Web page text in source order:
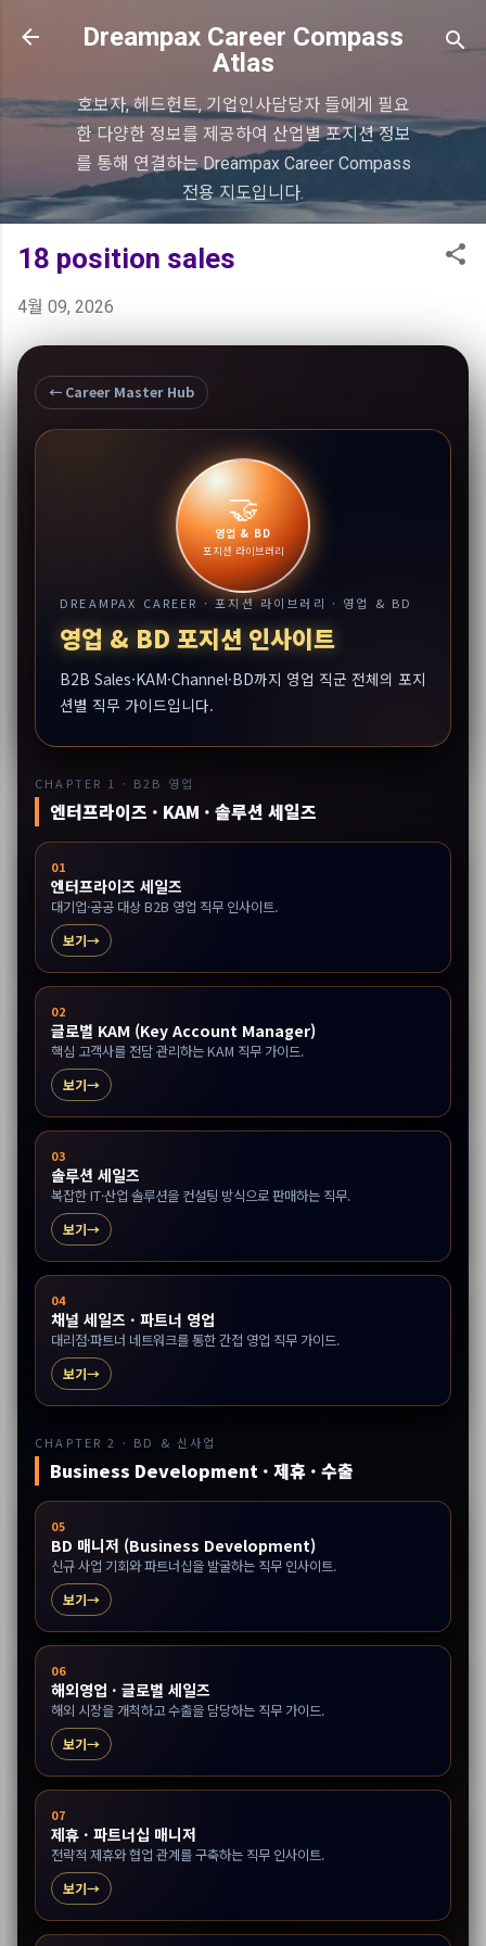
기본 콘텐츠로 건너뛰기
Dreampax Career Compass
Atlas
호보자, 헤드헌트, 기업인사담당자 들에게 필요
한 다양한 정보를 제공하여 산업별 포지션 정보
를 통해 연결하는 Dreampax Career Compass
전용 지도입니다.
18 position sales
4월 09, 2026
← Career Master Hub
🤝
영업 & BD
포지션 라이브러리
DREAMPAX CAREER · 포지션 라이브러리 · 영업 & BD
영업 & BD 포지션 인사이트
B2B Sales·KAM·Channel·BD까지 영업 직군 전체의 포지
션별 직무 가이드입니다.
CHAPTER 1 · B2B 영업
엔터프라이즈 · KAM · 솔루션 세일즈
01
엔터프라이즈 세일즈
대기업·공공 대상 B2B 영업 직무 인사이트.
보기
02
글로벌 KAM (Key Account Manager)
핵심 고객사를 전담 관리하는 KAM 직무 가이드.
보기
03
솔루션 세일즈
복잡한 IT·산업 솔루션을 컨설팅 방식으로 판매하는 직무.
보기
04
채널 세일즈 · 파트너 영업
대리점·파트너 네트워크를 통한 간접 영업 직무 가이드.
보기
CHAPTER 2 · BD & 신사업
Business Development · 제휴 · 수출
05
BD 매니저 (Business Development)
신규 사업 기회와 파트너십을 발굴하는 직무 인사이트.
보기
06
해외영업 · 글로벌 세일즈
해외 시장을 개척하고 수출을 담당하는 직무 가이드.
보기
07
제휴 · 파트너십 매니저
전략적 제휴와 협업 관계를 구축하는 직무 인사이트.
보기